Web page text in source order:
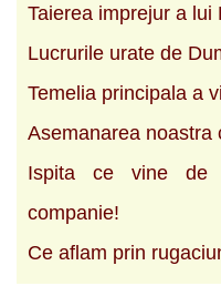
Taierea imprejur a lui
Lucrurile urate de
Temelia principala a
Asemanarea noastra
Ispita ce vine de
companie!
Ce aflam prin